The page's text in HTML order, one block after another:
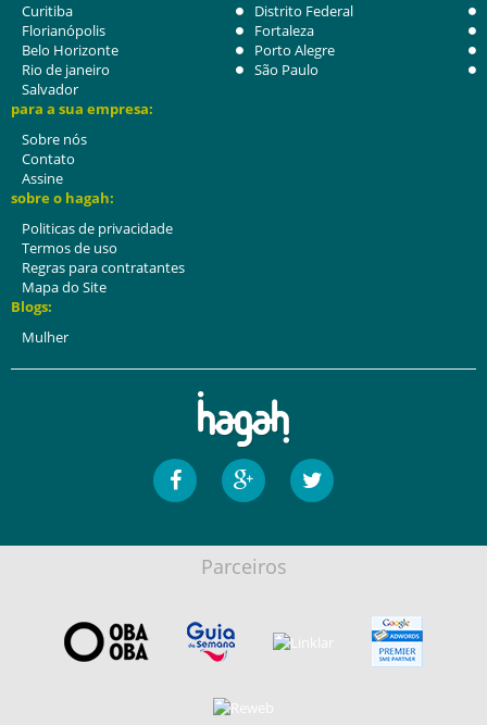
Curitiba
Distrito Federal
Florianópolis
Fortaleza
Belo Horizonte
Porto Alegre
Rio de janeiro
São Paulo
Salvador
para a sua empresa:
Sobre nós
Contato
Assine
sobre o hagah:
Politicas de privacidade
Termos de uso
Regras para contratantes
Mapa do Site
Blogs:
Mulher
Parceiros